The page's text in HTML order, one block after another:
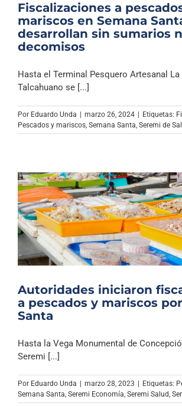
Fiscalizaciones a
mariscos en Semana
desarrollan sin sumarios
decomisos
Hasta el Terminal Pesquero Artesanal La
Talcahuano se [...]
Por Eduardo Unda marzo 26, 2024 Etiquetas:
Pescados y mariscos, Semana Santa, Seremi de
Autoridades iniciaron
a pescados y mariscos
Santa
Hasta la Vega Monumental de
Seremi [...]
Por Eduardo Unda | marzo 28, 2023 | Etiquetas:
Semana Santa, Seremi Economía, Seremi Salud,